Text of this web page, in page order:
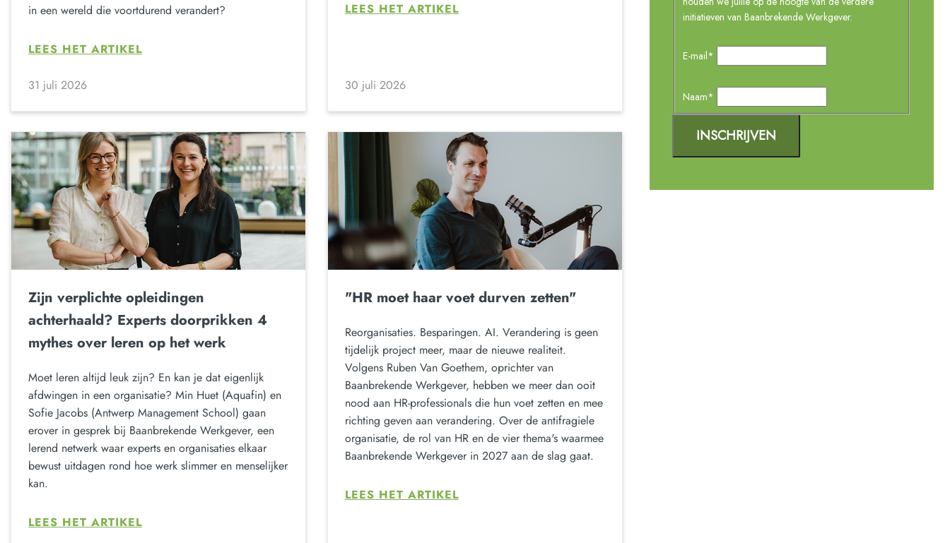
in een wereld die voortdurend verandert?
LEES HET ARTIKEL
31 juli 2026
LEES HET ARTIKEL
30 juli 2026
Zijn verplichte opleidingen
achterhaald? Experts doorprikken 4
mythes over leren op het werk
Moet leren altijd leuk zijn? En kan je dat eigenlijk
afdwingen in een organisatie? Min Huet (Aquafin) en
Sofie Jacobs (Antwerp Management School) gaan
erover in gesprek bij Baanbrekende Werkgever, een
lerend netwerk waar experts en organisaties elkaar
bewust uitdagen rond hoe werk slimmer en menselijker
kan.
LEES HET ARTIKEL
"HR moet haar voet durven zetten"
Reorganisaties. Besparingen. AI. Verandering is geen
tijdelijk project meer, maar de nieuwe realiteit.
Volgens Ruben Van Goethem, oprichter van
Baanbrekende Werkgever, hebben we meer dan ooit
nood aan HR-professionals die hun voet zetten en mee
richting geven aan verandering. Over de antifragiele
organisatie, de rol van HR en de vier thema's waarmee
Baanbrekende Werkgever in 2027 aan de slag gaat.
LEES HET ARTIKEL